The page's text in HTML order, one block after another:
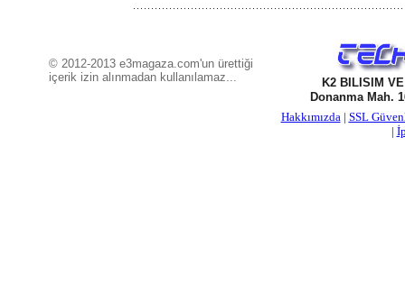
© 2012-2013 e3magaza.com'un ürettiği
içerik izin alınmadan kullanılamaz...
K2 BILISIM
Donanma Mah.
Hakkımızda| SSL
|